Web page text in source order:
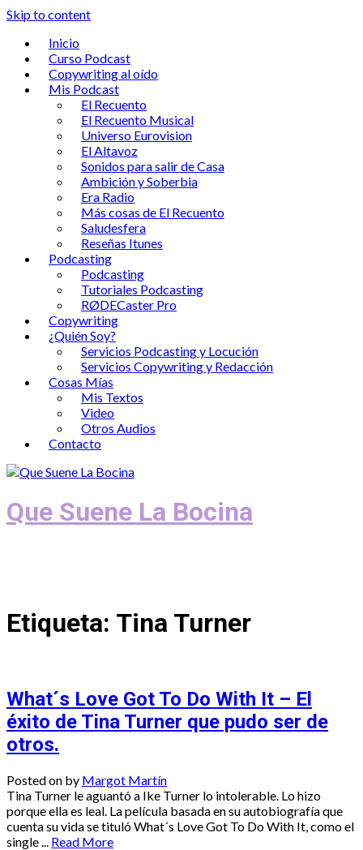
Skip to content
Inicio
Curso Podcast
Copywriting al oído
Mis Podcast
El Recuento
El Recuento Musical
Universo Eurovision
El Altavoz
Sonidos para salir de Casa
Ambición y Soberbia
Era Radio
Más cosas de El Recuento
Saludesfera
Reseñas Itunes
Podcasting
Podcasting
Tutoriales Podcasting
RØDECaster Pro
Copywriting
¿Quién Soy?
Servicios Podcasting y Locución
Servicios Copywriting y Redacción
Cosas Mías
Mis Textos
Video
Otros Audios
Contacto
Que Suene La Bocina
Etiqueta: Tina Turner
What´s Love Got To Do With It – El
éxito de Tina Turner que pudo ser de
otros.
Posted on by Margot Martín
Tina Turner le aguantó a Ike Turner lo intolerable. Lo hizo
porque ella es leal. La película basada en su autobiografía que
cuenta su vida se tituló What´s Love Got To Do With It, como el
single ...
Read More